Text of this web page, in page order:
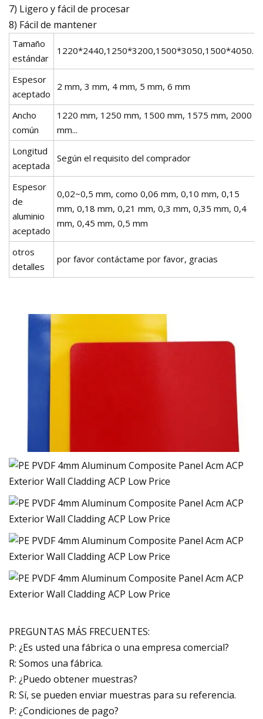
7) Ligero y fácil de procesar
8) Fácil de mantener
Tamaño
estándar
1220*2440,1250*3200,1500*3050,1500*4050...
Espesor
aceptado
2 mm, 3 mm, 4 mm, 5 mm, 6 mm
Ancho
común
1220 mm, 1250 mm, 1500 mm, 1575 mm, 2000
mm...
Longitud
aceptada
Según el requisito del comprador
Espesor
de
aluminio
aceptado
0,02~0,5 mm, como 0,06 mm, 0,10 mm, 0,15
mm, 0,18 mm, 0,21 mm, 0,3 mm, 0,35 mm, 0,4
mm, 0,45 mm, 0,5 mm
otros
detalles
por favor contáctame por favor, gracias
PREGUNTAS MÁS FRECUENTES:
P: ¿Es usted una fábrica o una empresa comercial?
R: Somos una fábrica.
P: ¿Puedo obtener muestras?
R: Sí, se pueden enviar muestras para su referencia.
P: ¿Condiciones de pago?